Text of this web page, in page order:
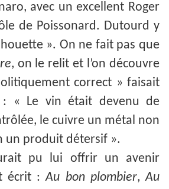
avec un excellent Roger
de Poissonard. Dutourd y
». On ne fait pas que
, on le relit et l’on découvre
correct » faisait
: « Le vin était devenu de
le cuivre un métal non
un produit détersif ».
pu lui offrir un avenir
écrit :Au bon plombier,Au